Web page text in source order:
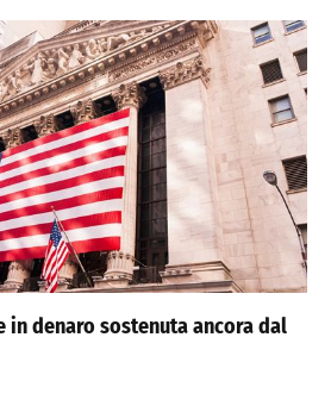
in denaro sostenuta ancora dal